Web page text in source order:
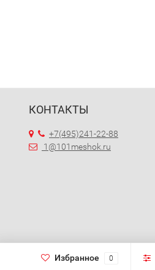
КОНТАКТЫ
+7(495)241-22-88
1@101meshok.ru
Избранное 0